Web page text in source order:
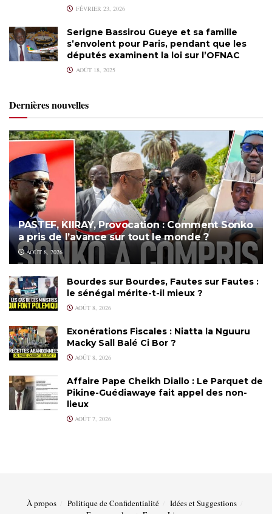
FÉVRIER 23, 2026
Serigne Bassirou Gueye et sa famille
s’envolent pour Paris, pendant que les
députés examinent la loi sur l’OFNAC
AOÛT 18, 2025
Dernières nouvelles
PASTEF, KIIRAY, Provocation : Comment Sonko
a pris de l’avance sur tout le monde ?
AOÛT 8, 2026
Bourdes sur Bourdes, Fautes sur Fautes :
le sénégal mérite-t-il mieux ?
AOÛT 8, 2026
Exonérations Fiscales : Niatta la Nguuru
Macky Sall Balé Ci Bor ?
AOÛT 8, 2026
Affaire Pape Cheikh Diallo : Le Parquet de
Pikine-Guédiawaye fait appel des non-
lieux
AOÛT 7, 2026
À propos Politique de Confidentialité
Idées et Suggestions